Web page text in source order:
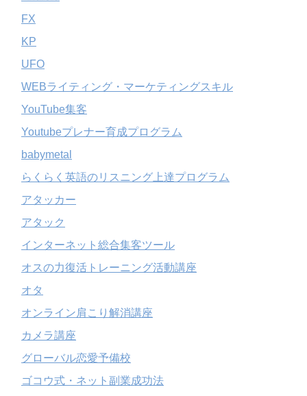
FX
KP
UFO
WEBライティング・マーケティングスキル
YouTube集客
Youtubeプレナー育成プログラム
babymetal
らくらく英語のリスニング上達プログラム
アタッカー
アタック
インターネット総合集客ツール
オスの力復活トレーニング活動講座
オタ
オンライン肩こり解消講座
カメラ講座
グローバル恋愛予備校
ゴコウ式・ネット副業成功法